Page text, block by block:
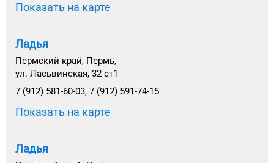
Показать на карте
Ладья
Пермский край, Пермь,
ул. Ласьвинская, 32 ст1
7 (912) 581-60-03, 7 (912) 591-74-15
Показать на карте
Ладья